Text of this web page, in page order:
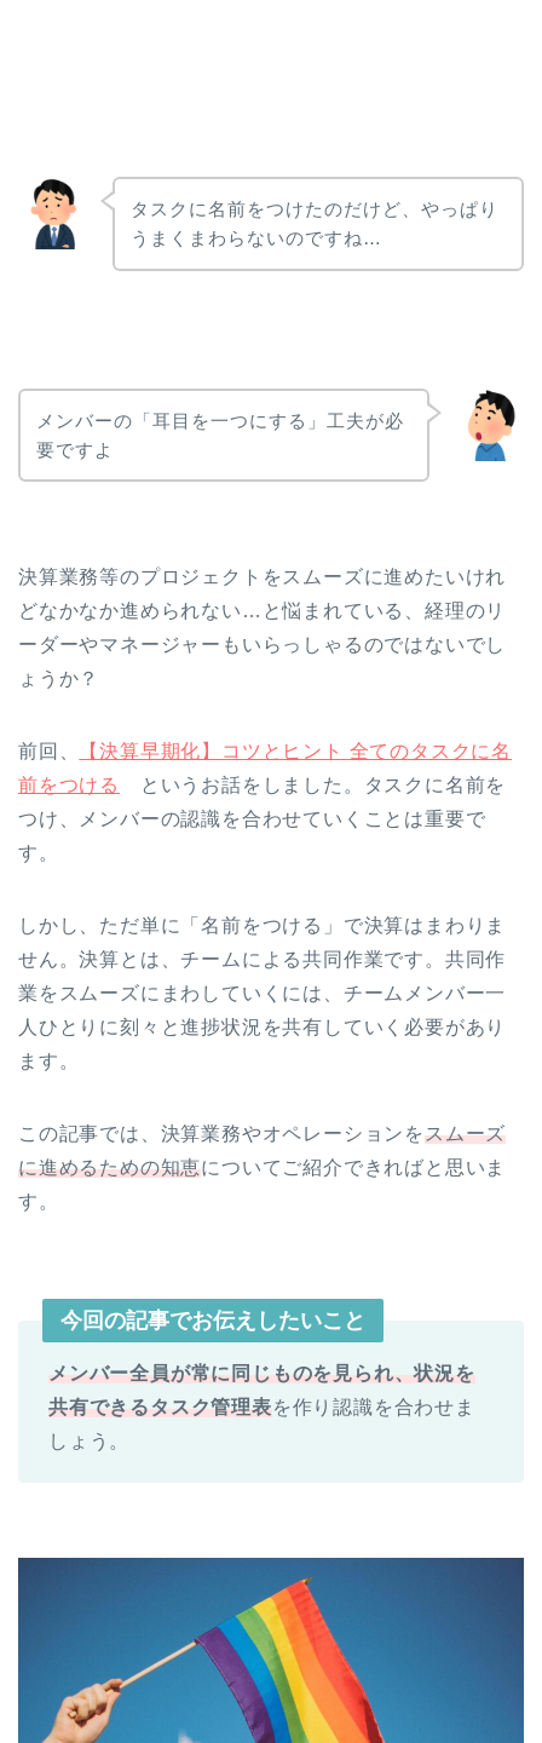
タスクに名前をつけたのだけど、やっぱり
うまくまわらないのですね…
メンバーの「耳目を一つにする」工夫が必
要ですよ
決算業務等のプロジェクトをスムーズに進めたいけれ
どなかなか進められない…と悩まれている、経理のリ
ーダーやマネージャーもいらっしゃるのではないでし
ょうか？
前回、
【決算早期化】コツとヒント 全てのタスクに名
前をつける
というお話をしました。タスクに名前を
つけ、メンバーの認識を合わせていくことは重要で
す。
しかし、ただ単に「名前をつける」で決算はまわりま
せん。決算とは、チームによる共同作業です。共同作
業をスムーズにまわしていくには、チームメンバー一
人ひとりに刻々と進捗状況を共有していく必要があり
ます。
この記事では、決算業務やオペレーションをスムーズ
に進めるための知恵についてご紹介できればと思いま
す。
今回の記事でお伝えしたいこと
メンバー全員が常に同じものを見られ、状況を
共有できるタスク管理表を作り認識を合わせま
しょう。